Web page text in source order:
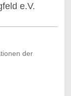
e.V.
der